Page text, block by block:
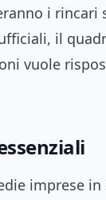
i rincari
il
vuole
imprese in